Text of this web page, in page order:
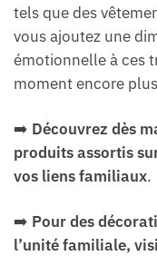
tels que des
vous ajoutez une
émotionnelle à ces
moment encore
➡️ Découvrez dès
produits assortis
vos liens familiaux.
➡️ Pour des
l’unité familiale,